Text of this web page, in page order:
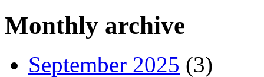
Monthly archive
September 2025 (3)